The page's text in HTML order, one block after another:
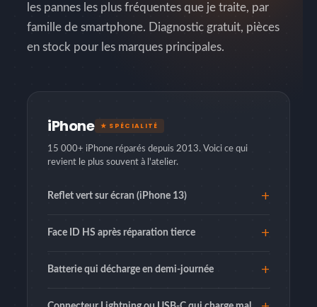
les pannes les plus fréquentes que je traite, par
famille de smartphone. Diagnostic gratuit, pièces
en stock pour les marques principales.
iPhone ★ SPÉCIALITÉ
15 000+ iPhone réparés depuis 2013. Voici ce qui
revient le plus souvent à l'atelier.
Reflet vert sur écran (iPhone 13)
Face ID HS après réparation tierce
Batterie qui décharge en demi-journée